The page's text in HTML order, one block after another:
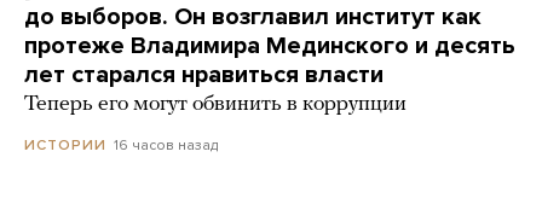
до выборов. Он возглавил институт как
протеже Владимира Мединского и десять
лет старался нравиться власти
Теперь его могут обвинить в коррупции
ИСТОРИИ 16 часов назад